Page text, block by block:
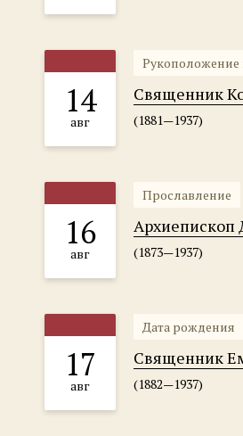
14
авг
Рукоположение
Священник
(1881—1937)
16
авг
Прославление
Архиепископ
(1873—1937)
17
авг
Дата рождения
Священник
(1882—1937)